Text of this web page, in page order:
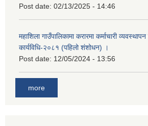
Post date: 02/13/2025 - 14:46
महाशिला गाउँपालिकामा करारमा कर्माचारी व्यवस्थापन
कार्यविधि-२०८१ (पहिलो शंशोधन) ।
Post date: 12/05/2024 - 13:56
more